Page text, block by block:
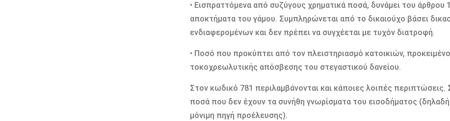
• Εισπραττόμενα από συζύγους χρηματικά ποσά, δυνάμει του
αποκτήματα του γάμου. Συμπληρώνεται από το δικαιούχο βάσει
ενδιαφερομένων και δεν πρέπει να συγχέεται με τυχόν διατροφή.
• Ποσό που προκύπτει από τον πλειστηριασμό κατοικιών,
τοκοχρεωλυτικής απόσβεσης του στεγαστικού δανείου.
Στον κωδικό 781 περιλαμβάνονται και κάποιες λοιπές
ποσά που δεν έχουν τα συνήθη γνωρίσματα του εισοδήματος (δηλαδή
μόνιμη πηγή προέλευσης).